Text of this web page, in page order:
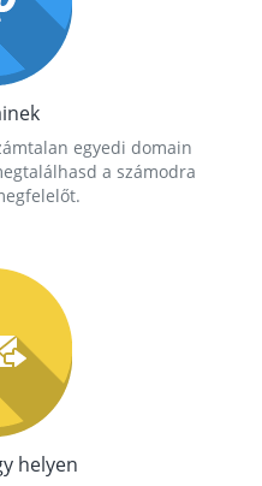
egyedi domain
a számodra
helyen